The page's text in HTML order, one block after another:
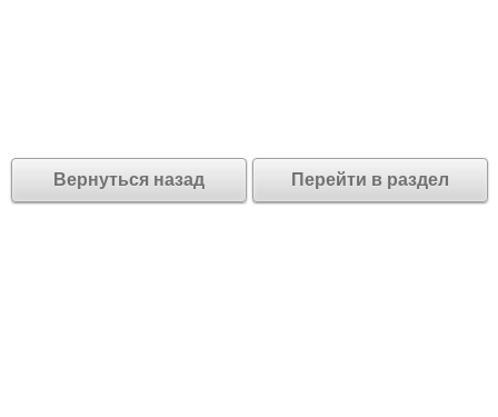
Вернуться назад Перейти в раздел